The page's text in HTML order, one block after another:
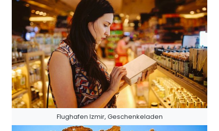
Flughafen Izmir, Geschenkeladen